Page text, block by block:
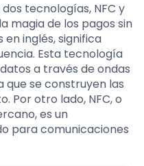
tecnologías, NFC y
magia de los pagos sin
en inglés, significa
Esta tecnología
a través de ondas
que se construyen las
Por otro lado, NFC, o
es un
para comunicaciones